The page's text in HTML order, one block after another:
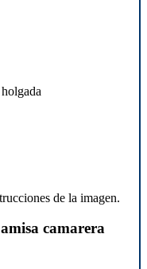
de la imagen.
camarera